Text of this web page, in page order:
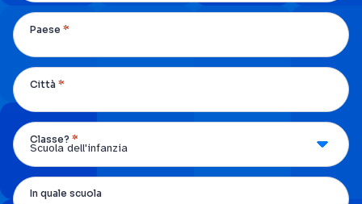
Paese *
Città *
Classe? *
In quale scuola